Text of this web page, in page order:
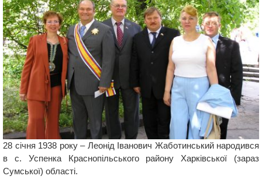
28 січня 1938 року – Леонід Іванович Жаботинський народився
в с. Успенка Краснопільського району Харківської (зараз
Сумської) області.